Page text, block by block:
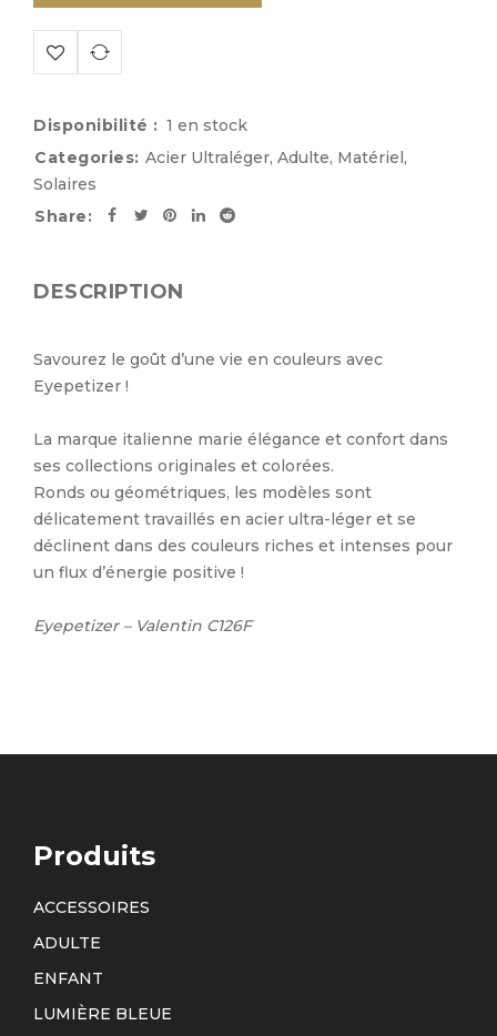
Disponibilité : 1 en stock
Categories: Acier Ultraléger, Adulte, Matériel,
Solaires
Share:
DESCRIPTION
Savourez le goût d’une vie en couleurs avec
Eyepetizer !
La marque italienne marie élégance et confort dans
ses collections originales et colorées.
Ronds ou géométriques, les modèles sont
délicatement travaillés en acier ultra-léger et se
déclinent dans des couleurs riches et intenses pour
un flux d’énergie positive !
Eyepetizer – Valentin C126F
Produits
ACCESSOIRES
ADULTE
ENFANT
LUMIÈRE BLEUE